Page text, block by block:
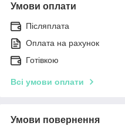
Умови оплати
Післяплата
Оплата на рахунок
Готівкою
Всі умови оплати
Умови повернення